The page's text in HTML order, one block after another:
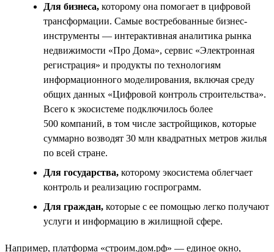
Для бизнеса, которому она помогает в цифровой
трансформации. Самые востребованные бизнес-
инструменты — интерактивная аналитика рынка
недвижимости «Про Дома», сервис «Электронная
регистрация» и продукты по технологиям
информационного моделирования, включая среду
общих данных «Цифровой контроль строительства».
Всего к экосистеме подключилось более
500 компаний, в том числе застройщиков, которые
суммарно возводят 30 млн квадратных метров жилья
по всей стране.
Для государства, которому экосистема облегчает
контроль и реализацию госпрограмм.
Для граждан, которые с ее помощью легко получают
услуги и информацию в жилищной сфере.
Например, платформа «строим.дом.рф» — единое окно,